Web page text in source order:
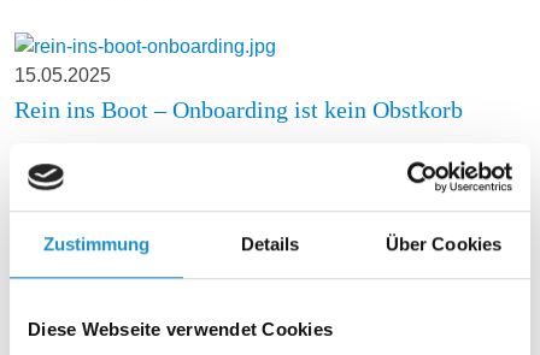
Zustimmung Details Über Cookies
Diese Webseite verwendet Cookies
15.05.2025
Rein ins Boot – Onboarding ist kein Obstkorb
Kapitel. Und doch: kein Willkommen. Kein Ansprechpartner.
Kein Platz im…
Brücken bauen in Zeiten der Angst: Verständigung